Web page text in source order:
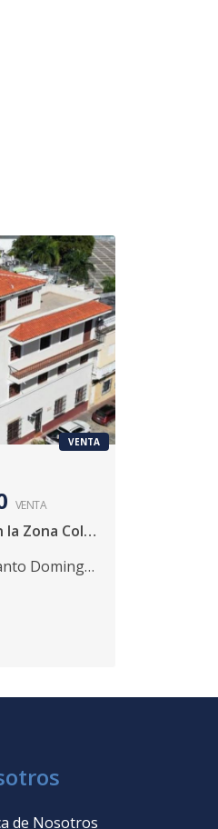
VENTA
VENTA
Edificio en venta en la Zona Colonial
Domingo
de Nosotros